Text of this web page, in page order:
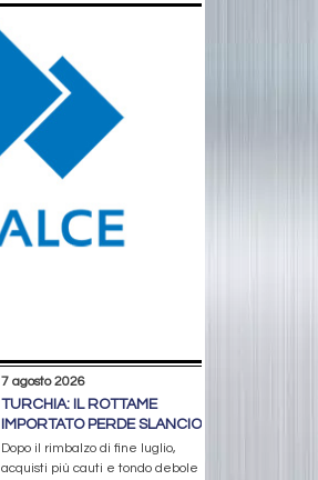
7 agosto 2026
TURCHIA: IL ROTTAME
IMPORTATO PERDE SLANCIO
Dopo il rimbalzo di fine luglio,
acquisti più cauti e tondo debole